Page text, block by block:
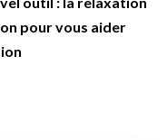
pour vous aider